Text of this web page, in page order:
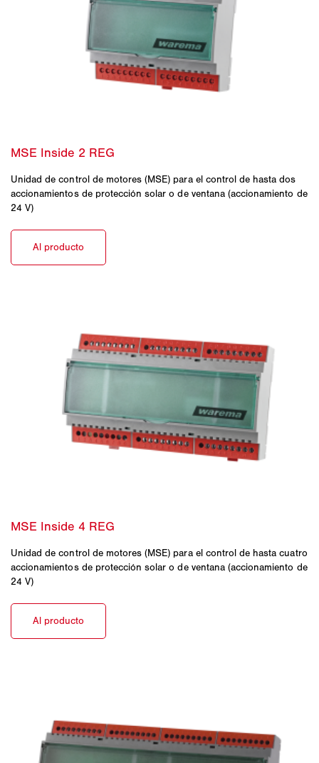
Unidad de control de motores (MSE) para el control de hasta dos
accionamientos de protección solar o de ventana (accionamiento de
24 V)
Unidad de control de motores (MSE) para el control de hasta cuatro
accionamientos de protección solar o de ventana (accionamiento de
24 V)